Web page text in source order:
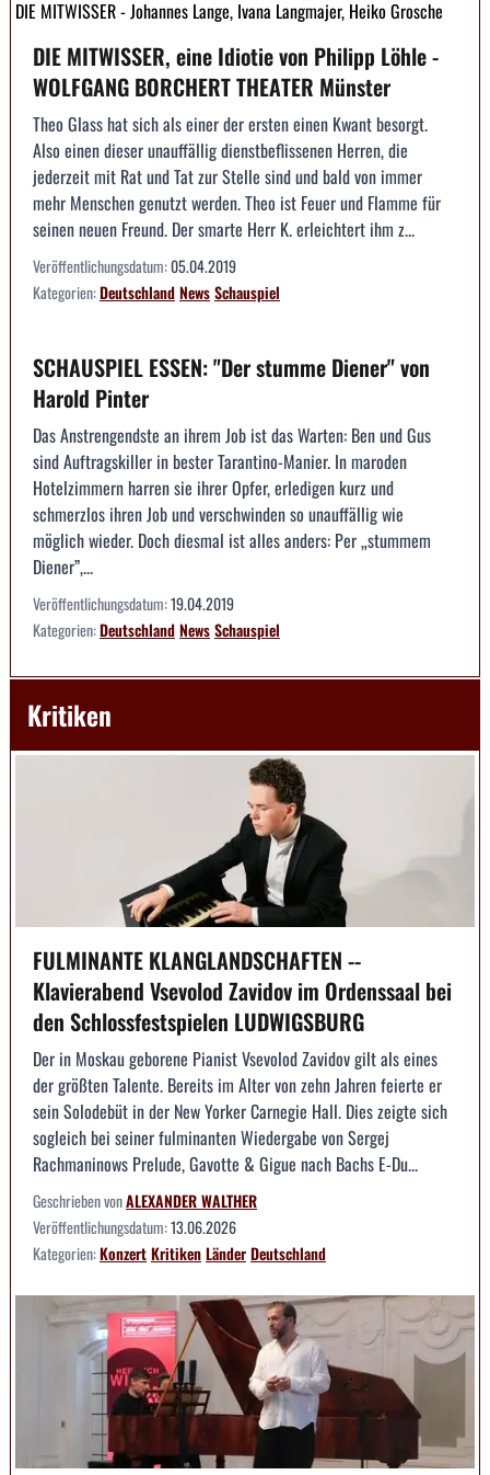
DIE MITWISSER - Johannes Lange, Ivana Langmajer, Heiko Grosche
DIE MITWISSER, eine Idiotie von Philipp Löhle -
WOLFGANG BORCHERT THEATER Münster
Theo Glass hat sich als einer der ersten einen Kwant besorgt.
Also einen dieser unauffällig dienstbeflissenen Herren, die
jederzeit mit Rat und Tat zur Stelle sind und bald von immer
mehr Menschen genutzt werden. Theo ist Feuer und Flamme für
seinen neuen Freund. Der smarte Herr K. erleichtert ihm z...
Veröffentlichungsdatum:05.04.2019
Kategorien:DeutschlandNewsSchauspiel
SCHAUSPIEL ESSEN: "Der stumme Diener" von
Harold Pinter
Das Anstrengendste an ihrem Job ist das Warten: Ben und Gus
sind Auftragskiller in bester Tarantino-Manier. In maroden
Hotelzimmern harren sie ihrer Opfer, erledigen kurz und
schmerzlos ihren Job und verschwinden so unauffällig wie
möglich wieder. Doch diesmal ist alles anders: Per „stummem
Diener”,...
Veröffentlichungsdatum:19.04.2019
Kategorien:DeutschlandNewsSchauspiel
Kritiken
FULMINANTE KLANGLANDSCHAFTEN --
Klavierabend Vsevolod Zavidov im Ordenssaal bei
den Schlossfestspielen LUDWIGSBURG
Der in Moskau geborene Pianist Vsevolod Zavidov gilt als eines
der größten Talente. Bereits im Alter von zehn Jahren feierte er
sein Solodebüt in der New Yorker Carnegie Hall. Dies zeigte sich
sogleich bei seiner fulminanten Wiedergabe von Sergej
Rachmaninows Prelude, Gavotte & Gigue nach Bachs E-Du...
Geschrieben vonALEXANDER WALTHER
Veröffentlichungsdatum:13.06.2026
Kategorien:KonzertKritikenLänderDeutschland